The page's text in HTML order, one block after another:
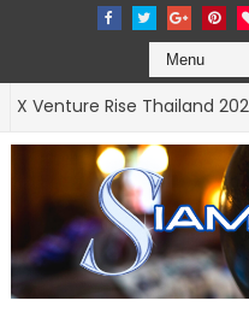
Rise Thailand 2026 สร้า